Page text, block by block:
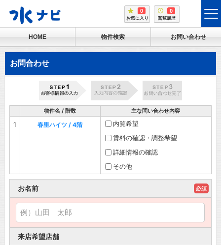
0
お気に入り
0
閲覧履歴
HOME 物件検索 お問い合わせ
お問合わせ
物件名 / 階数 主な問い合わせ内容
1 春里ハイツ / 4階
内覧希望
賃料の確認・調整希望
詳細情報の確認
その他
お名前 必須
来店希望店舗